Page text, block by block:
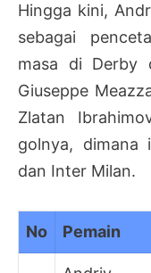
Hingga kini,
sebagai
masa di Derby
Giuseppe
Zlatan
golnya, dimana
dan Inter Milan.
No Pemain